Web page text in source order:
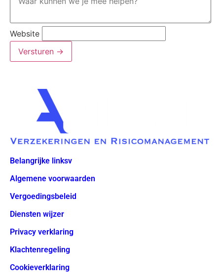
Website
Versturen →
Belangrijke linksv
Algemene voorwaarden
Vergoedingsbeleid
Diensten wijzer
Privacy verklaring
Klachtenregeling
Cookieverklaring